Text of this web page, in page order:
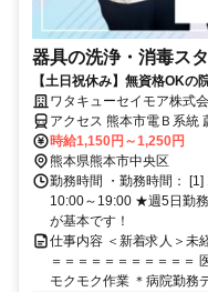
器具の洗浄・消毒ス
【土日祝休み】無資格OKの
イム歓迎！急なお休みにも
ワタキューセイモア株式
アクセス 熊本市電Ｂ系統
ナル」から徒歩10分
時給1,150円～1,250円
熊本県熊本市中央区
勤務時間 ・勤務時間：
10:00～19:00 ★週5日勤
が基本です！
仕事内容 ＜新着求人＞未
＝＝＝＝＝＝＝＝＝＝＝
モクモク作業 ＊病院勤務